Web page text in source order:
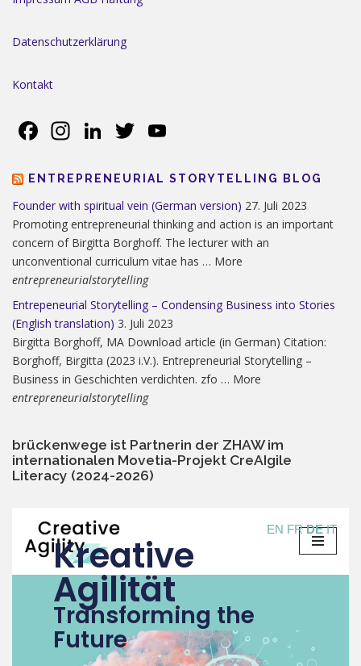
Datenschutzerklärung
Kontakt
Facebook
Instagram
LinkedIn
Twitter
ENTREPRENEURIAL STORYTELLING BLOG
Founder with spiritual vein (German version) 27. Juli 2023
Promoting entrepreneurial thinking and action is an important
concern of Birgitta Borghoff. The lecturer with an
unconventional curriculum vitae has … More
entrepreneurialstorytelling
Entrepeneurial Storytelling – Condensing Business into Stories
(English translation) 3. Juli 2023
Birgitta Borghoff, MA Download article (in German) Citation:
Borghoff, Birgitta (2023 i.V.). Entrepreneurial Storytelling –
Business in Geschichten verdichten. zfo … More
entrepreneurialstorytelling
brückenwege ist Partnerin der ZHAW im
internationalen Movetia-Projekt CreAIgile
Literacy (2024-2026)